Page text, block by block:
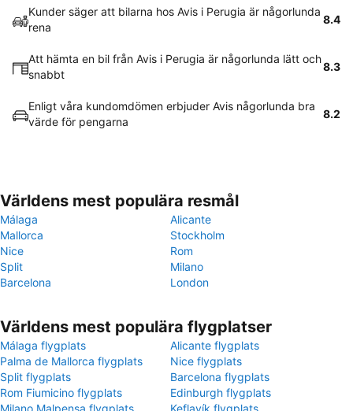
Kunder säger att bilarna hos Avis i Perugia är någorlunda
rena
8.4
Att hämta en bil från Avis i Perugia är någorlunda lätt och
snabbt
8.3
Enligt våra kundomdömen erbjuder Avis någorlunda bra
värde för pengarna
8.2
Världens mest populära resmål
Málaga
Alicante
Mallorca
Stockholm
Nice
Rom
Split
Milano
Barcelona
London
Världens mest populära flygplatser
Málaga flygplats
Alicante flygplats
Palma de Mallorca flygplats
Nice flygplats
Split flygplats
Barcelona flygplats
Rom Fiumicino flygplats
Edinburgh flygplats
Milano Malpensa flygplats
Keflavík flygplats